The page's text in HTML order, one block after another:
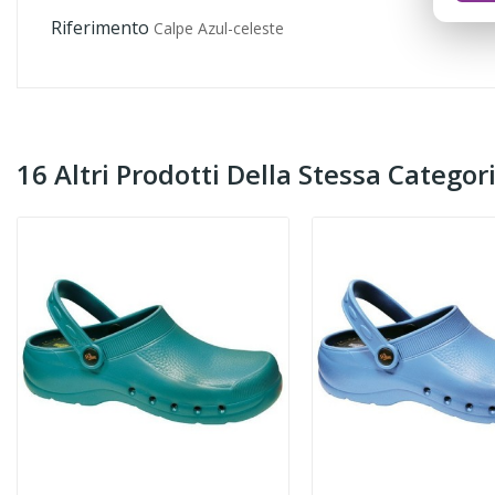
Riferimento Calpe Azul-celeste
16 Altri Prodotti Della Stessa